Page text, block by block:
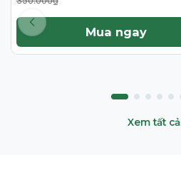
Mua ngay
Xem tất cả